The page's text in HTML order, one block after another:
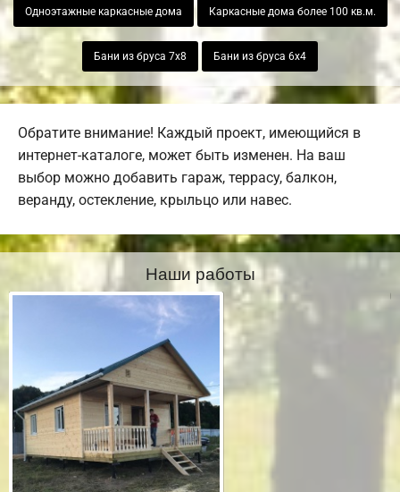
Одноэтажные каркасные дома Каркасные дома более 100 кв.м.
Бани из бруса 7х8 Бани из бруса 6х4
Обратите внимание! Каждый проект, имеющийся в
интернет-каталоге, может быть изменен. На ваш
выбор можно добавить гараж, террасу, балкон,
веранду, остекление, крыльцо или навес.
Наши работы